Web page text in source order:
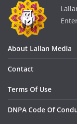
About Lallan Media
Contact
Terms Of Use
DNPA Code Of